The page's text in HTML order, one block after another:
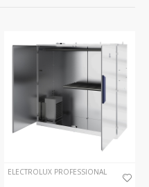
ELECTROLUX PROFESSIONAL